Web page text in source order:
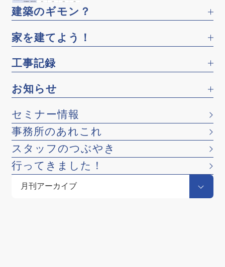
建築のギモン？
家を建てよう！
工事記録
お知らせ
セミナー情報
事務所のあれこれ
スタッフのつぶやき
行ってきました！